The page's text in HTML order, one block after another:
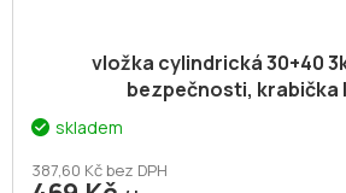
vložka cylindrická 30+40
bezpečnosti, krabička
skladem
387,60 Kč bez DPH